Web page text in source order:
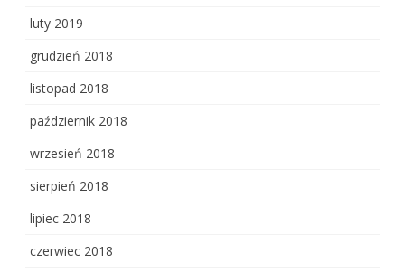
luty 2019
grudzień 2018
listopad 2018
październik 2018
wrzesień 2018
sierpień 2018
lipiec 2018
czerwiec 2018